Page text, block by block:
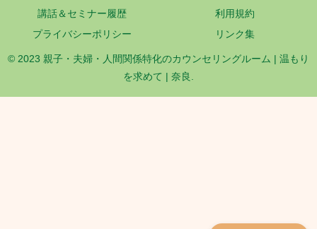
講話＆セミナー履歴
利用規約
プライバシーポリシー
リンク集
© 2023 親子・夫婦・人間関係特化のカウンセリングルーム | 温もり
を求めて | 奈良.